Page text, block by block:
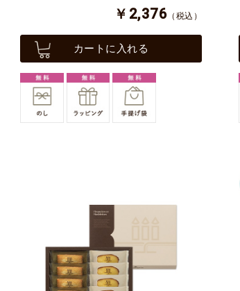
￥2,376 （税込）
カートに入れる